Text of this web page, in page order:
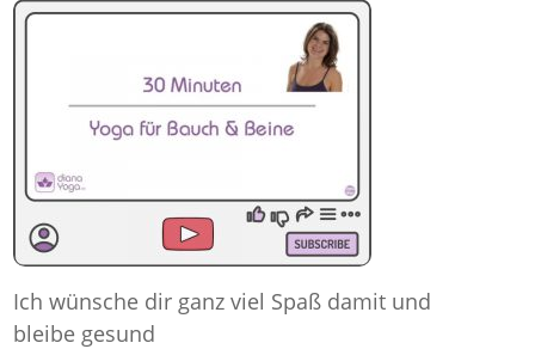
Ich wünsche dir ganz viel Spaß damit und
bleibe gesund